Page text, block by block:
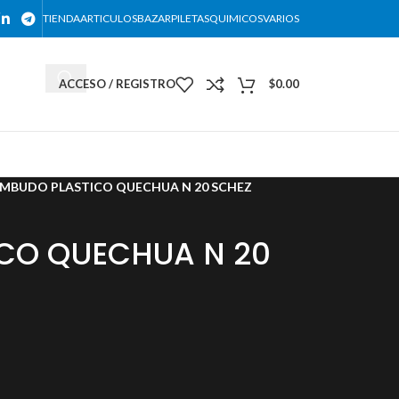
TIENDAARTICULOSBAZARPILETASQUIMICOSVARIOS
ACCESO / REGISTRO $0.00
PLASTICO QUECHUA N 20 SCHEZ
QUECHUA N 20